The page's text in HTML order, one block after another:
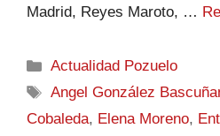
Madrid, Reyes Maroto, …
Actualidad Pozuelo
Angel González
Cobaleda, Elena Moreno,